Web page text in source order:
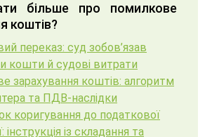
більше про помилкове
коштів?
переказ: суд зобов’язав
кошти й судові витрати
зарахування коштів: алгоритм
та ПДВ-наслідки
коригування до податкової
інструкція із складання та